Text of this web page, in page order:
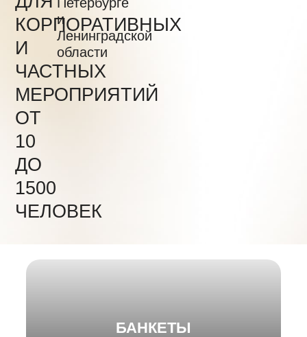
КОРПОРАТИВНЫХ
И
ЧАСТНЫХ
МЕРОПРИЯТИЙ
ОТ
10
ДО
1500
ЧЕЛОВЕК
и
Ленинградской
области
БАНКЕТЫ